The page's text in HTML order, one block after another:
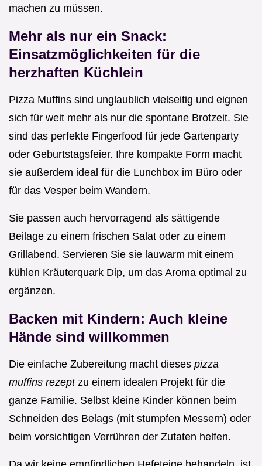
machen zu müssen.
Mehr als nur ein Snack:
Einsatzmöglichkeiten für die
herzhaften Küchlein
Pizza Muffins sind unglaublich vielseitig und eignen
sich für weit mehr als nur die spontane Brotzeit. Sie
sind das perfekte Fingerfood für jede Gartenparty
oder Geburtstagsfeier. Ihre kompakte Form macht
sie außerdem ideal für die Lunchbox im Büro oder
für das Vesper beim Wandern.
Sie passen auch hervorragend als sättigende
Beilage zu einem frischen Salat oder zu einem
Grillabend. Servieren Sie sie lauwarm mit einem
kühlen Kräuterquark Dip, um das Aroma optimal zu
ergänzen.
Backen mit Kindern: Auch kleine
Hände sind willkommen
Die einfache Zubereitung macht dieses pizza
muffins rezept zu einem idealen Projekt für die
ganze Familie. Selbst kleine Kinder können beim
Schneiden des Belags (mit stumpfen Messern) oder
beim vorsichtigen Verrühren der Zutaten helfen.